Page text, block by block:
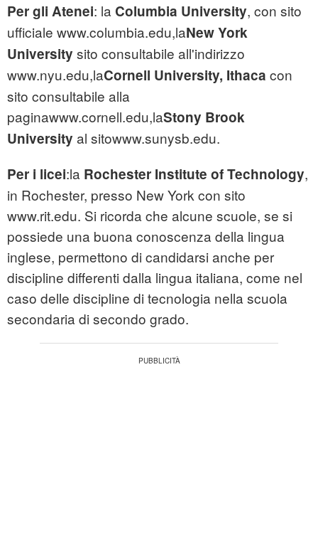
Per gli Atenei: la Columbia University, con sito
ufficiale www.columbia.edu,laNew York
University sito consultabile all'indirizzo
www.nyu.edu,laCornell University, Ithaca con
sito consultabile alla
paginawww.cornell.edu,laStony Brook
University al sitowww.sunysb.edu.
Per i licei:la Rochester Institute of Technology,
in Rochester, presso New York con sito
www.rit.edu. Si ricorda che alcune scuole, se si
possiede una buona conoscenza della lingua
inglese, permettono di candidarsi anche per
discipline differenti dalla lingua italiana, come nel
caso delle discipline di tecnologia nella scuola
secondaria di secondo grado.